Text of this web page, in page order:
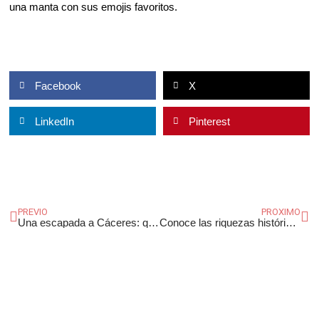
una manta con sus emojis favoritos.
Facebook X
LinkedIn Pinterest
PREVIO
Una escapada a Cáceres: que ver y hacer
PROXIMO
Conoce las riquezas históricas y culturales de Extremadura